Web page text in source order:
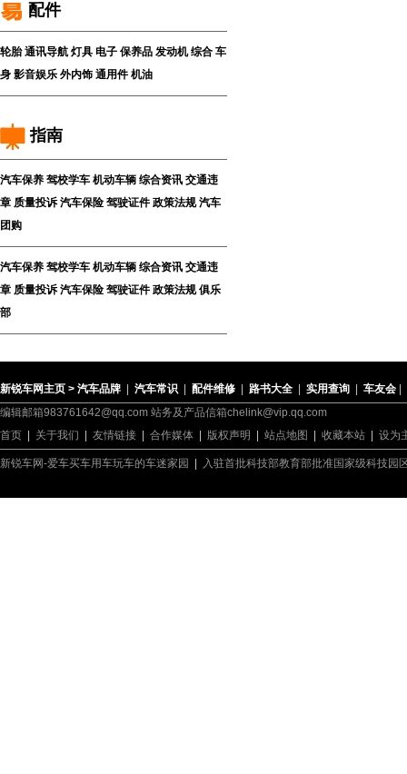
配件
轮胎 通讯导航 灯具 电子 保养品 发动机 综合 车
身 影音娱乐 外内饰 通用件 机油
指南
汽车保养 驾校学车 机动车辆 综合资讯 交通违
章 质量投诉 汽车保险 驾驶证件 政策法规 汽车
团购
汽车保养 驾校学车 机动车辆 综合资讯 交通违
章 质量投诉 汽车保险 驾驶证件 政策法规 俱乐
部
新锐车网主页 > 汽车品牌 汽车常识 配件维修 路书大全 实用查询 车友会
编辑邮箱983761642@qq.com 站务及产品信箱chelink@vip.qq.com
首页
关于我们 友情链接 合作媒体 版权声明 站点地图 收藏本站 设为
新锐车网-爱车买车用车玩车的车迷家园 入驻首批科技部教育部批准国家级科技园